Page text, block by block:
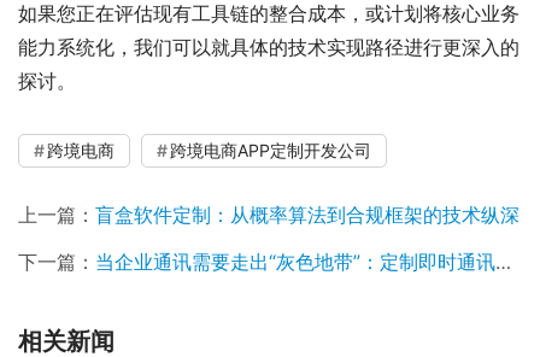
如果您正在评估现有工具链的整合成本，或计划将核心业务
能力系统化，我们可以就具体的技术实现路径进行更深入的
探讨。
跨境电商 跨境电商APP定制开发公司
上一篇： 盲盒软件定制：从概率算法到合规框架的技术纵深
下一篇： 当企业通讯需要走出“灰色地带”：定制即时通讯软件的架构思考
相关新闻